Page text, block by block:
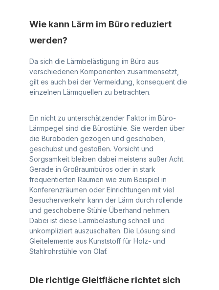
Wie kann Lärm im Büro reduziert
werden?
Da sich die Lärmbelästigung im Büro aus
verschiedenen Komponenten zusammensetzt,
gilt es auch bei der Vermeidung, konsequent die
einzelnen Lärmquellen zu betrachten.
Ein nicht zu unterschätzender Faktor im Büro-
Lärmpegel sind die Bürostühle. Sie werden über
die Büroböden gezogen und geschoben,
geschubst und gestoßen. Vorsicht und
Sorgsamkeit bleiben dabei meistens außer Acht.
Gerade in Großraumbüros oder in stark
frequentierten Räumen wie zum Beispiel in
Konferenzräumen oder Einrichtungen mit viel
Besucherverkehr kann der Lärm durch rollende
und geschobene Stühle Überhand nehmen.
Dabei ist diese Lärmbelastung schnell und
unkompliziert auszuschalten. Die Lösung sind
Gleitelemente aus Kunststoff für Holz- und
Stahlrohrstühle von Olaf.
Die richtige Gleitfläche richtet sich